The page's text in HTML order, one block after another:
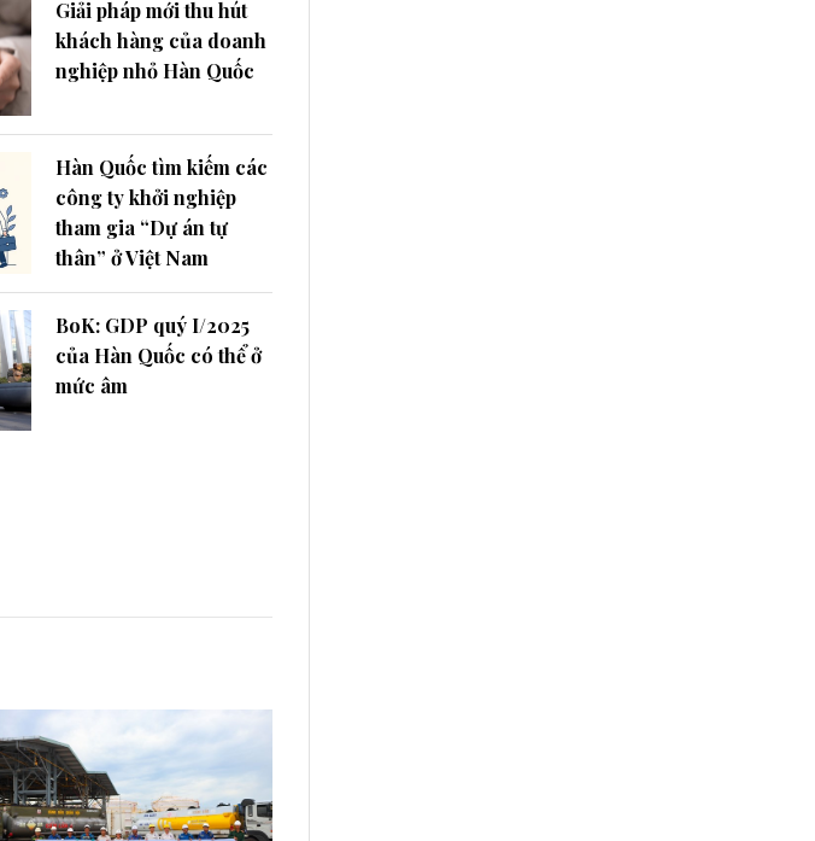
Giải pháp mới thu hút
khách hàng của doanh
nghiệp nhỏ Hàn Quốc
Hàn Quốc tìm kiếm các
công ty khởi nghiệp
tham gia “Dự án tự
thân” ở Việt Nam
BoK: GDP quý I/2025
của Hàn Quốc có thể ở
mức âm